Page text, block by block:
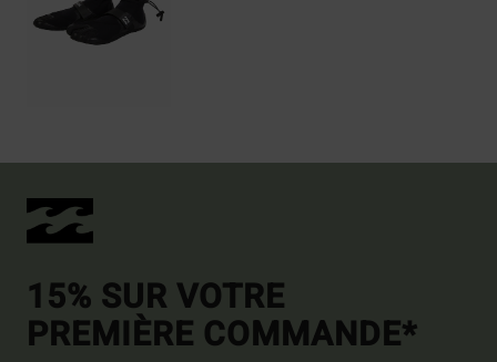
15% SUR VOTRE
PREMIÈRE COMMANDE*